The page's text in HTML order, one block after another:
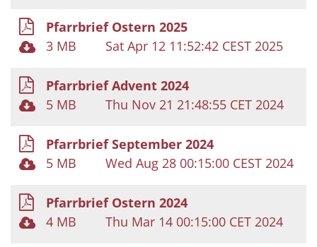
Pfarrbrief Ostern 2025
3 MB
Sat Apr 12 11:52:42 CEST 2025
Pfarrbrief Advent 2024
5 MB
Thu Nov 21 21:48:55 CET 2024
Pfarrbrief September 2024
5 MB
Wed Aug 28 00:15:00 CEST 2024
Pfarrbrief Ostern 2024
4 MB
Thu Mar 14 00:15:00 CET 2024